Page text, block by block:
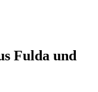
Fulda und